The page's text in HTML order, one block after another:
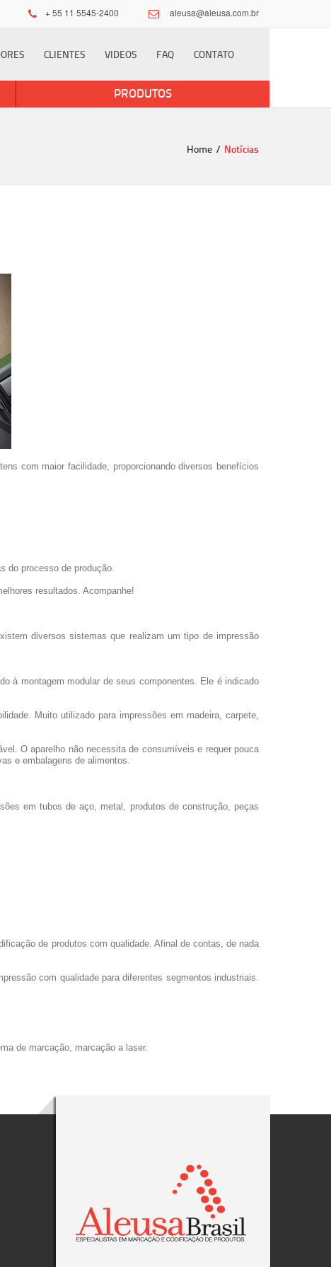
+ 55 11 5545-2400 aleusa@aleusa.com.br
CLIENTES VIDEOS FAQ CONTATO
PRODUTOS
Home Notícias
com maior facilidade, proporcionando diversos benefícios
do processo de produção.
resultados. Acompanhe!
diversos sistemas que realizam um tipo de impressão
à montagem modular de seus componentes. Ele é indicado
Muito utilizado para impressões em madeira, carpete,
O aparelho não necessita de consumíveis e requer pouca
e embalagens de alimentos.
em tubos de aço, metal, produtos de construção, peças
de produtos com qualidade. Afinal de contas, de nada
com qualidade para diferentes segmentos industriais.
de marcação, marcação a laser.